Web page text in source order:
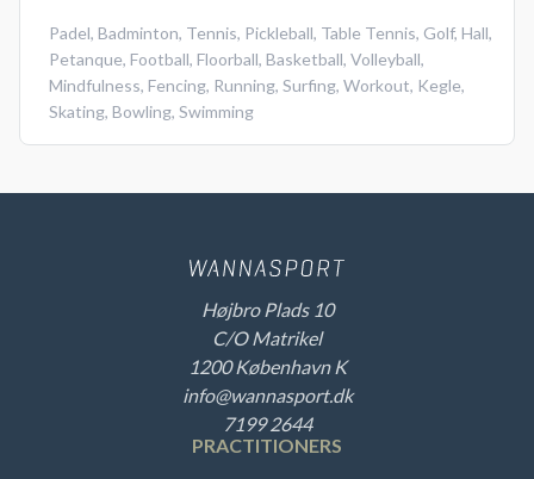
Padel, Badminton, Tennis, Pickleball, Table Tennis, Golf, Hall,
Petanque, Football, Floorball, Basketball, Volleyball,
Mindfulness, Fencing, Running, Surfing, Workout, Kegle,
Skating, Bowling, Swimming
Højbro Plads 10
C/O Matrikel
1200 København K
info@wannasport.dk
7199 2644
PRACTITIONERS